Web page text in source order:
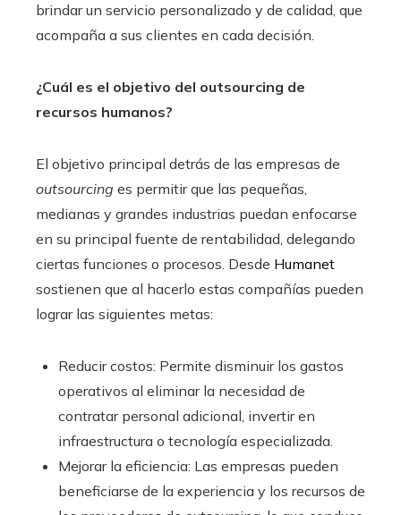
brindar un servicio personalizado y de calidad, que
acompaña a sus clientes en cada decisión.
¿Cuál es el objetivo del outsourcing de
recursos humanos?
El objetivo principal detrás de las empresas de
outsourcing es permitir que las pequeñas,
medianas y grandes industrias puedan enfocarse
en su principal fuente de rentabilidad, delegando
ciertas funciones o procesos. Desde Humanet
sostienen que al hacerlo estas compañías pueden
lograr las siguientes metas:
Reducir costos: Permite disminuir los gastos
operativos al eliminar la necesidad de
contratar personal adicional, invertir en
infraestructura o tecnología especializada.
Mejorar la eficiencia: Las empresas pueden
beneficiarse de la experiencia y los recursos de